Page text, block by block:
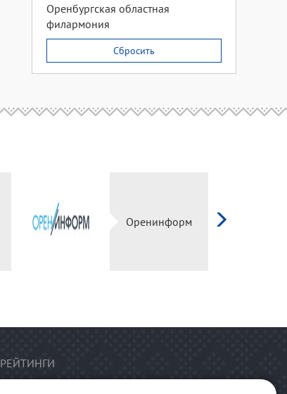
Оренбургская областная
филармония
Сбросить
Оренинформ
РЕЙТИНГИ